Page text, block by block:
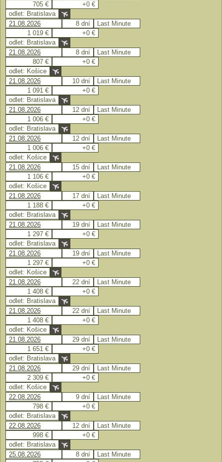
705 €
+0 €
odlet: Bratislava
21.08.2026
8 dní
Last Minute
1 019 €
+0 €
odlet: Bratislava
21.08.2026
8 dní
Last Minute
807 €
+0 €
odlet: Košice
21.08.2026
10 dní
Last Minute
1 091 €
+0 €
odlet: Bratislava
21.08.2026
12 dní
Last Minute
1 006 €
+0 €
odlet: Bratislava
21.08.2026
12 dní
Last Minute
1 006 €
+0 €
odlet: Košice
21.08.2026
15 dní
Last Minute
1 106 €
+0 €
odlet: Košice
21.08.2026
17 dní
Last Minute
1 188 €
+0 €
odlet: Bratislava
21.08.2026
19 dní
Last Minute
1 297 €
+0 €
odlet: Bratislava
21.08.2026
19 dní
Last Minute
1 297 €
+0 €
odlet: Košice
21.08.2026
22 dní
Last Minute
1 408 €
+0 €
odlet: Bratislava
21.08.2026
22 dní
Last Minute
1 408 €
+0 €
odlet: Košice
21.08.2026
29 dní
Last Minute
1 651 €
+0 €
odlet: Bratislava
21.08.2026
29 dní
Last Minute
2 309 €
+0 €
odlet: Košice
22.08.2026
9 dní
Last Minute
798 €
+0 €
odlet: Bratislava
22.08.2026
12 dní
Last Minute
998 €
+0 €
odlet: Bratislava
25.08.2026
8 dní
Last Minute